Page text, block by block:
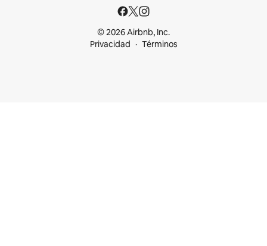
© 2026 Airbnb, Inc.
Privacidad
Términos